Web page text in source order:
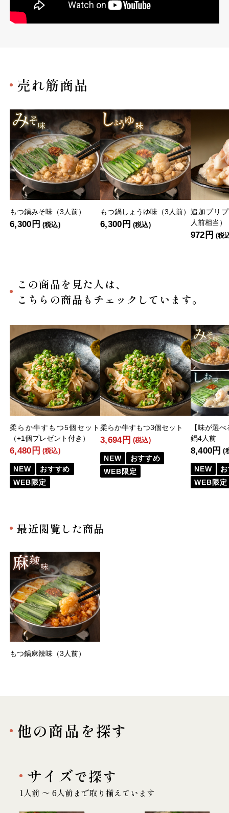
売れ筋商品
もつ鍋みそ味（3人前）
6,300円 (税込)
もつ鍋しょうゆ味（3人前）
6,300円 (税込)
追加プリ
人前相当）
972円 (税
この商品を見た人は、
こちらの商品もチェックしています。
柔らか牛すもつ5個セット
（+1個プレゼント付き）
6,480円 (税込)
NEW
おすすめ
WEB限定
柔らか牛すもつ3個セット
3,694円 (税込)
NEW
おすすめ
WEB限定
【味が選
鍋4人前
8,400円 (
NEW
WEB限定
最近閲覧した商品
もつ鍋麻辣味（3人前）
他の商品を探す
サイズで探す
1人前 〜 6人前まで取り揃えています